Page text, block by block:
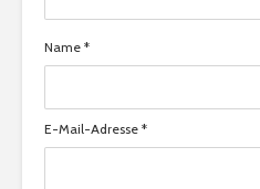
Name *
E-Mail-Adresse *